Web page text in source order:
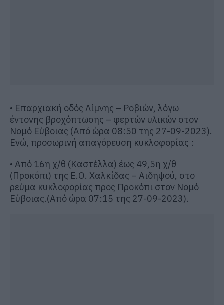
• Επαρχιακή οδός Λίμνης – Ροβιών, λόγω
έντονης βροχόπτωσης – φερτών υλικών στον
Νομό Εύβοιας (Από ώρα 08:50 της 27-09-2023).
Ενώ, προσωρινή απαγόρευση κυκλοφορίας :
• Από 16η χ/θ (Καστέλλα) έως 49,5η χ/θ
(Προκόπι) της Ε.Ο. Χαλκίδας – Αιδηψού, στο
ρεύμα κυκλοφορίας προς Προκόπι στον Νομό
Εύβοιας.(Από ώρα 07:15 της 27-09-2023).